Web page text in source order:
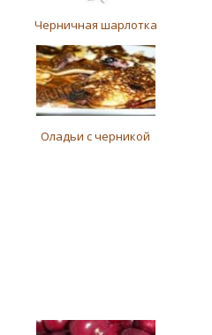
Черничная шарлотка
Оладьи с черникой